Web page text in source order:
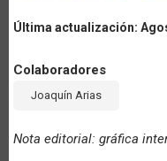
Última actualización:
Colaboradores
Joaquín Arias
Nota editorial: gráfica